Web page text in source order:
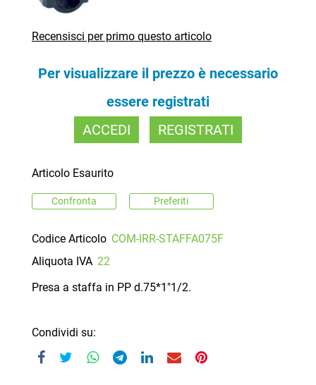
Recensisci per primo questo articolo
Per visualizzare il prezzo è necessario
essere registrati
ACCEDI
REGISTRATI
Articolo Esaurito
Confronta Preferiti
Codice Articolo COM-IRR-STAFFA075F
Aliquota IVA 22
Presa a staffa in PP d.75*1"1/2.
Condividi su: